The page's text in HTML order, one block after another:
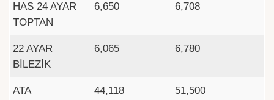
HAS 24 AYAR
TOPTAN
6,650 6,708
22 AYAR
BİLEZİK
6,065 6,780
ATA
44,118 51,500